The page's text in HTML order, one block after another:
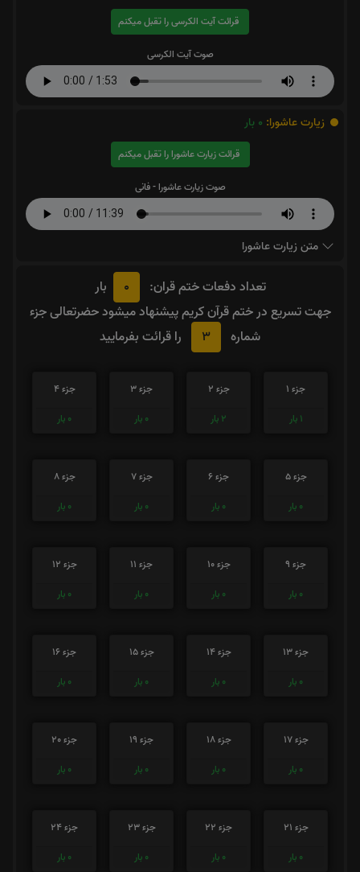
قرائت آیت الکرسی را تقبل میکنم
صوت آیت الکرسی
زیارت عاشورا: 0 بار
قرائت زیارت عاشورا را تقبل میکنم
صوت زیارت عاشورا - فانی
متن زیارت عاشورا
تعداد دفعات ختم قران: 0
بار
جهت تسریع در ختم قرآن کریم پیشنهاد میشود حضرتعالی جزء
شماره
3 را قرائت بفرمایید
جزء 1
1 بار
جزء 2
2 بار
جزء 3
0 بار
جزء 4
0 بار
جزء 5
0 بار
جزء 6
0 بار
جزء 7
0 بار
جزء 8
0 بار
جزء 9
0 بار
جزء 10
0 بار
جزء 11
0 بار
جزء 12
0 بار
جزء 13
0 بار
جزء 14
0 بار
جزء 15
0 بار
جزء 16
0 بار
جزء 17
0 بار
جزء 18
0 بار
جزء 19
0 بار
جزء 20
0 بار
جزء 21
0 بار
جزء 22
0 بار
جزء 23
0 بار
جزء 24
0 بار